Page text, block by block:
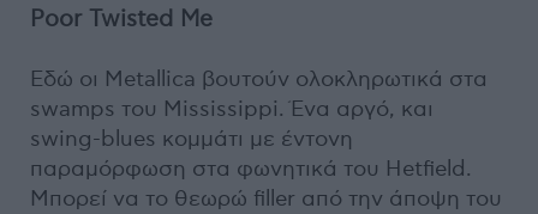
Poor Twisted Me
Εδώ οι Metallica βουτούν ολοκληρωτικά στα
swamps του Mississippi. Ένα αργό, και
swing-blues κομμάτι με έντονη
παραμόρφωση στα φωνητικά του Hetfield.
Μπορεί να το θεωρώ filler από την άποψη του